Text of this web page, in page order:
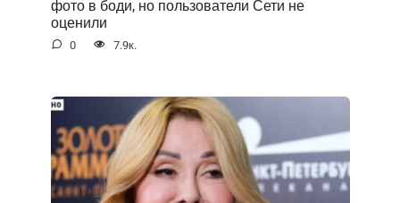
фото в боди, но пользователи Сети не
оценили
0 7.9к.